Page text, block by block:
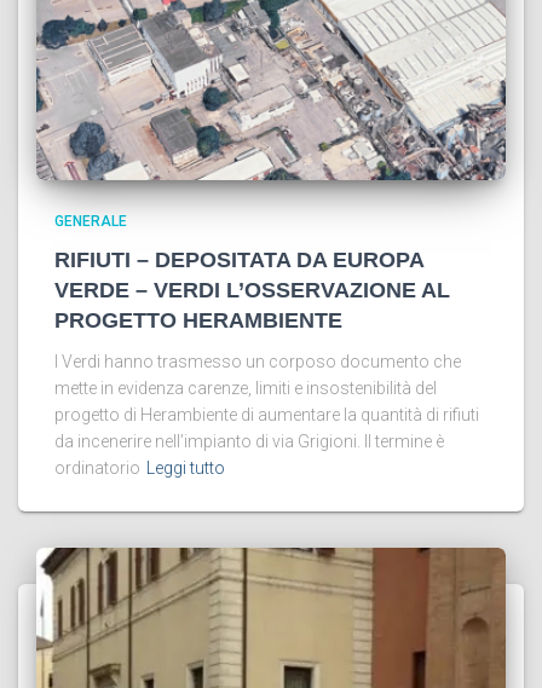
GENERALE
RIFIUTI – DEPOSITATA DA EUROPA
VERDE – VERDI L’OSSERVAZIONE AL
PROGETTO HERAMBIENTE
I Verdi hanno trasmesso un corposo documento che
mette in evidenza carenze, limiti e insostenibilità del
progetto di Herambiente di aumentare la quantità di rifiuti
da incenerire nell’impianto di via Grigioni. Il termine è
ordinatorio
Leggi tutto